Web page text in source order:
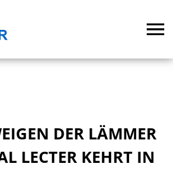
DER LÄMMER
LECTER KEHRT IN